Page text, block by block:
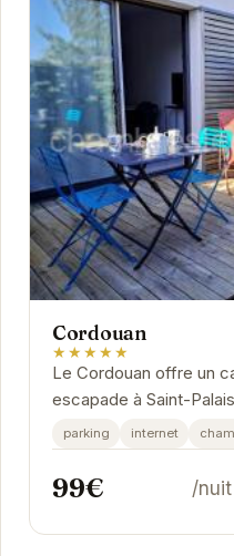
Cordouan
★★★★★
Le Cordouan offre un
escapade à Saint-
emplacement
qualité, il...
parking internet
99€ /nuit